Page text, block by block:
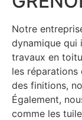
Notre
dynamique qui
travaux en
les
des finitions,
Également,
comme les